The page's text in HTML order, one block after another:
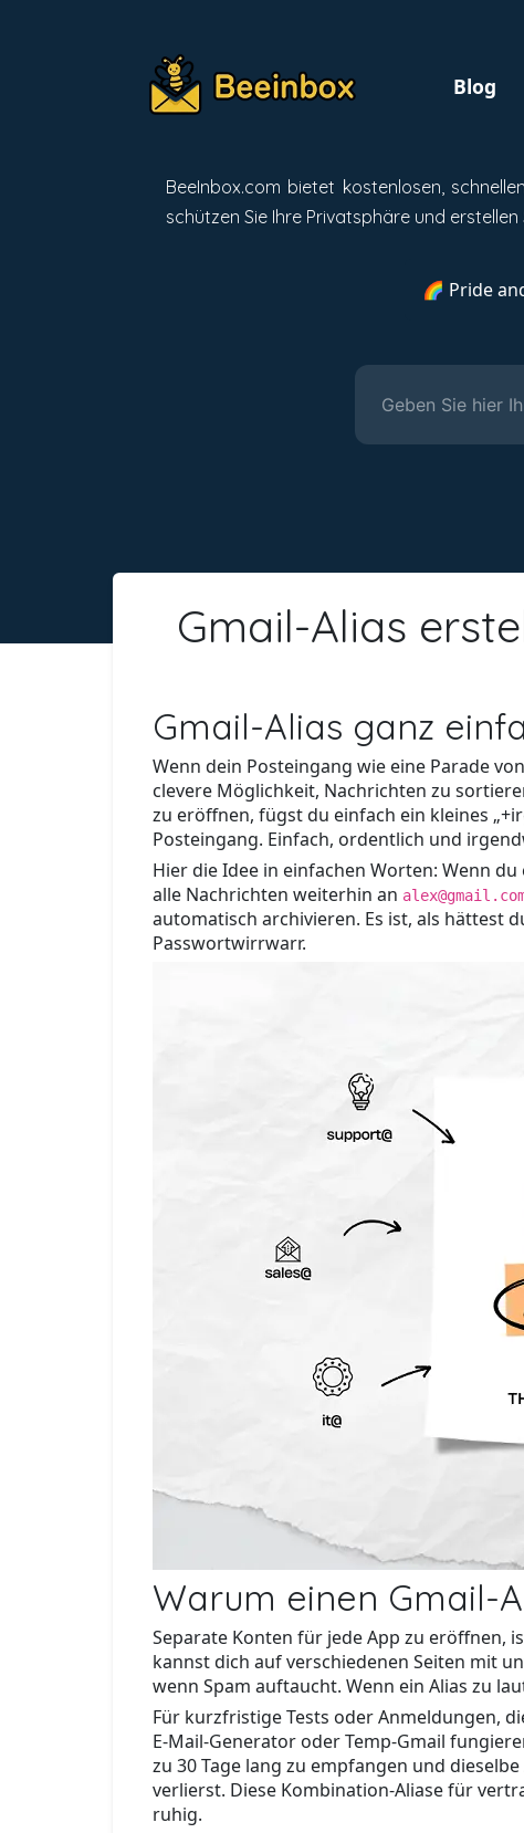
Blog
BeeInbox.com bietet kostenlosen,
schützen Sie Ihre Privatsphäre und
🌈 Pride
Gmail-Alias
Gmail-Alias ganz
Wenn dein Posteingang wie eine Parade
clevere Möglichkeit, Nachrichten zu
zu eröffnen, fügst du einfach ein kleines
Posteingang. Einfach, ordentlich und
Hier die Idee in einfachen Worten: Wenn du
alle Nachrichten weiterhin an
automatisch archivieren. Es ist, als hättest
Passwortwirrwarr.
Warum einen Gmail-
Separate Konten für jede App zu eröffnen,
kannst dich auf verschiedenen Seiten mit
wenn Spam auftaucht. Wenn ein Alias zu
Für kurzfristige Tests oder Anmeldungen,
E-Mail-Generator oder Temp-Gmail
zu 30 Tage lang zu empfangen und
verlierst. Diese Kombination-Aliase für
ruhig.